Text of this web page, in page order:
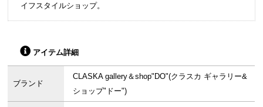
イフスタイルショップ。
アイテム詳細
ブランド
CLASKA gallery＆shop"DO"(クラスカ ギャラリー&
ショップ"ドー")